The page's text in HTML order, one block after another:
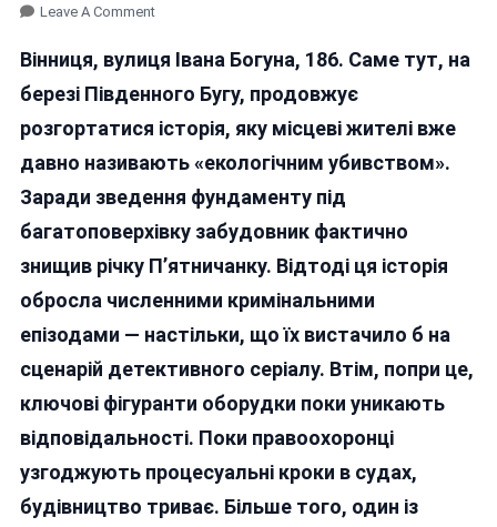
Leave A CommentOn
Депутата
Педорченка:
Річки
У
Вінниці,
Чотири
Кримінальні
Справи
Вінниця, вулиця Івана Богуна, 186. Саме тут, на
березі Південного Бугу, продовжує
розгортатися історія, яку місцеві жителі вже
давно називають «екологічним убивством».
Заради зведення фундаменту під
багатоповерхівку забудовник фактично
знищив річку П’ятничанку. Відтоді ця історія
обросла численними кримінальними
епізодами — настільки, що їх вистачило б на
сценарій детективного серіалу. Втім, попри це,
ключові фігуранти оборудки поки уникають
відповідальності. Поки правоохоронці
узгоджують процесуальні кроки в судах,
будівництво триває. Більше того, один із